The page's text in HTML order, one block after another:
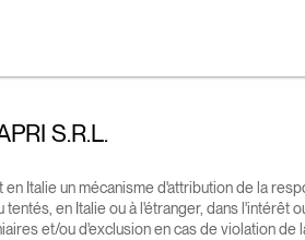
S.R.L.
en Italie un mécanisme d'attribution de la
en Italie ou à l'étranger, dans l'intérêt
et/ou d'exclusion en cas de violation de